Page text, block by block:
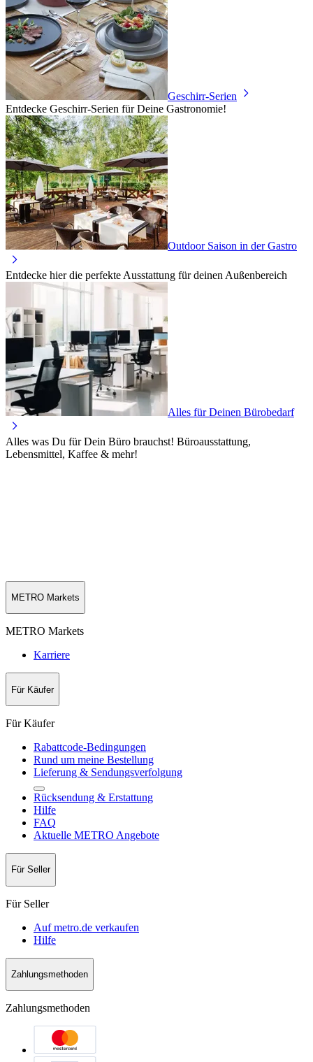
Geschirr-Serien
Entdecke Geschirr-Serien für Deine Gastronomie!
Outdoor Saison in der Gastro
Entdecke hier die perfekte Ausstattung für deinen Außenbereich
Alles für Deinen Bürobedarf
Alles was Du für Dein Büro brauchst! Büroausstattung,
Lebensmittel, Kaffee & mehr!
METRO Markets
METRO Markets
Karriere
Für Käufer
Für Käufer
Rabattcode-Bedingungen
Rund um meine Bestellung
Lieferung & Sendungsverfolgung
Rücksendung & Erstattung
Hilfe
FAQ
Aktuelle METRO Angebote
Für Seller
Für Seller
Auf metro.de verkaufen
Hilfe
Zahlungsmethoden
Zahlungsmethoden